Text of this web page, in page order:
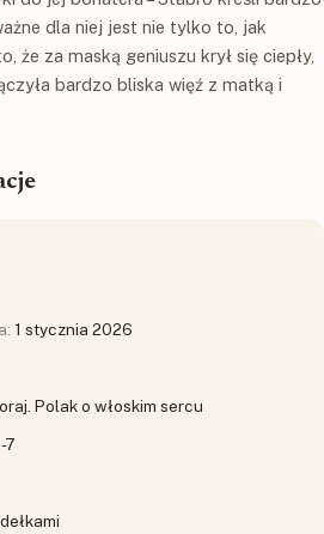
dla niej jest nie tylko to, jak
że za maską geniuszu krył się ciepły,
bardzo bliska więź z matką i
1 stycznia 2026
Polak o włoskim sercu
7